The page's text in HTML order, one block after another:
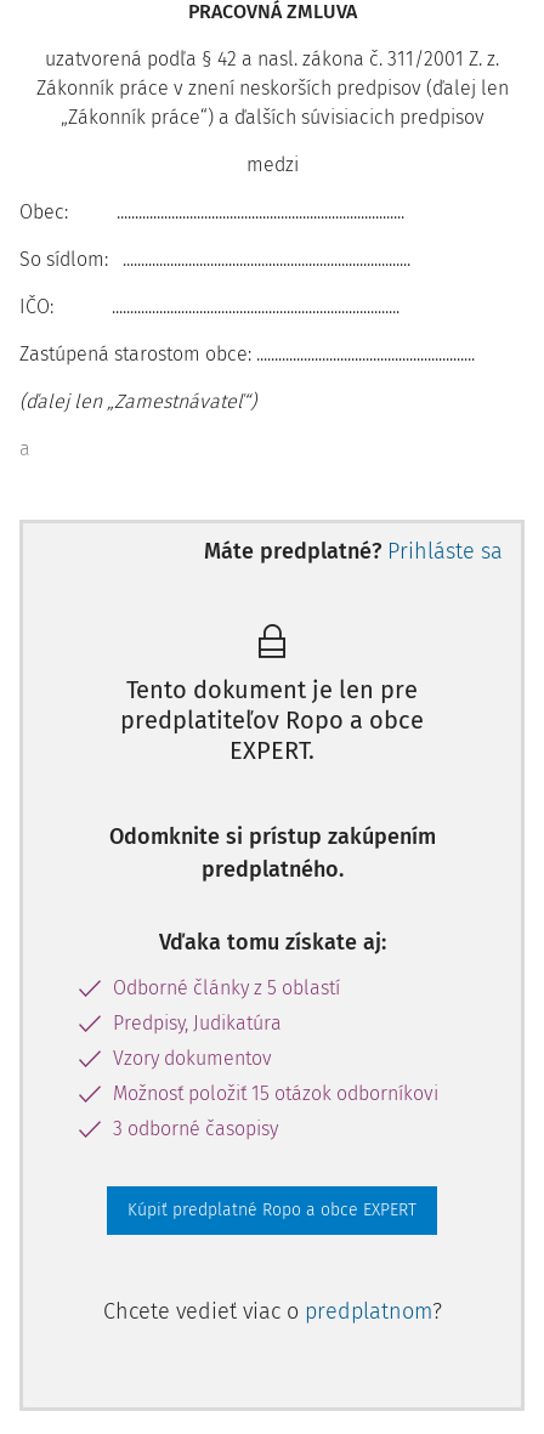
PRACOVNÁ ZMLUVA
uzatvorená podľa § 42 a nasl. zákona č. 311/2001 Z. z.
Zákonník práce v znení neskorších predpisov (ďalej len
„Zákonník práce“) a ďalších súvisiacich predpisov
medzi
Obec: ...............................................................................
So sídlom: ...............................................................................
IČO: ...............................................................................
Zastúpená starostom obce: ............................................................
(ďalej len „Zamestnávateľ“)
a
Adresa trvalého pobytu: ............................................................
Zmluvné strany sa dohodli na tomto znení:
Máte predplatné? Prihláste sa
Tento dokument je len pre
predplatiteľov Ropo a obce
EXPERT.
Odomknite si prístup zakúpením
predplatného.
Vďaka tomu získate aj:
Odborné články z 5 oblastí
Predpisy, Judikatúra
Vzory dokumentov
Možnosť položiť 15 otázok odborníkovi
3 odborné časopisy
Kúpiť predplatné Ropo a obce EXPERT
Chcete vedieť viac o predplatnom?